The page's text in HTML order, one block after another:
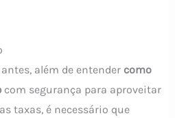
além de entender como
com segurança para aproveitar
taxas, é necessário que